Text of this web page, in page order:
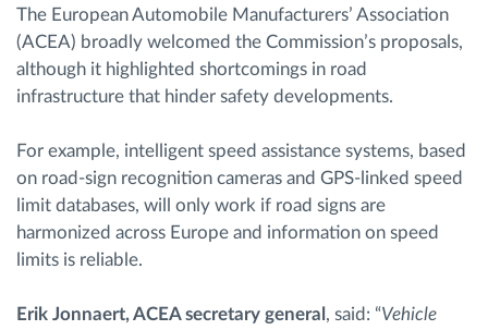
The European Automobile Manufacturers’ Association
(ACEA) broadly welcomed the Commission’s proposals,
although it highlighted shortcomings in road
infrastructure that hinder safety developments.
For example, intelligent speed assistance systems, based
on road-sign recognition cameras and GPS-linked speed
limit databases, will only work if road signs are
harmonized across Europe and information on speed
limits is reliable.
Erik Jonnaert, ACEA secretary general , said: “Vehicle